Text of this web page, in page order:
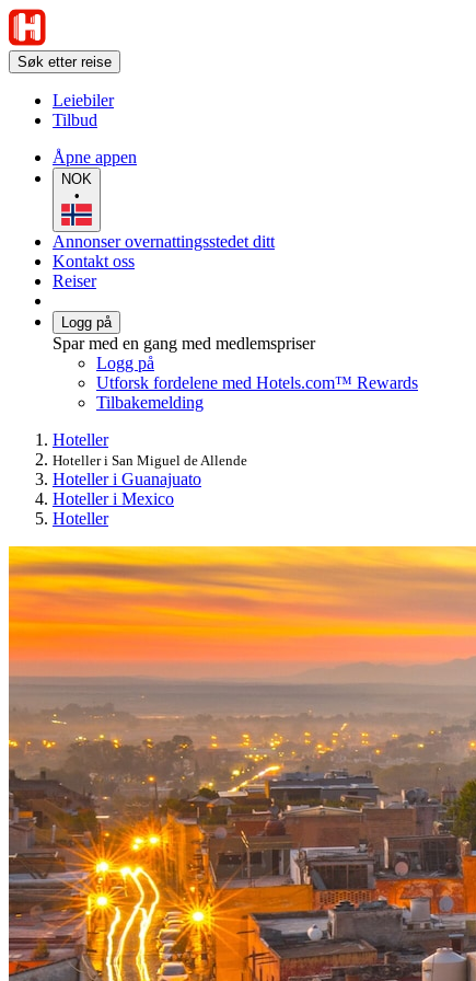
Søk etter reise
Leiebiler
Tilbud
Åpne appen
NOK
•
Annonser overnattingsstedet ditt
Kontakt oss
Reiser
Logg på
Spar med en gang med medlemspriser
Logg på
Utforsk fordelene med Hotels.com™ Rewards
Tilbakemelding
Hoteller
Hoteller i San Miguel de Allende
Hoteller i Guanajuato
Hoteller i Mexico
Hoteller